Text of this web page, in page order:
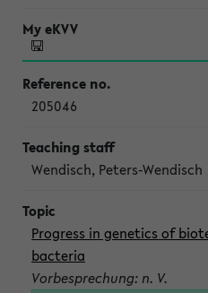
205046
Wendisch, Peters-Wendisch
Progress in genetics of
bacteria
Vorbesprechung: n. V.